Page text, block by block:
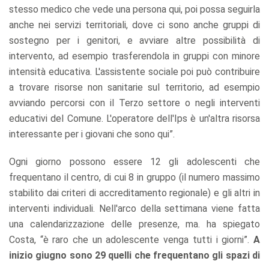
stesso medico che vede una persona qui, poi possa seguirla
anche nei servizi territoriali, dove ci sono anche gruppi di
sostegno per i genitori, e avviare altre possibilità di
intervento, ad esempio trasferendola in gruppi con minore
intensità educativa. L'assistente sociale poi può contribuire
a trovare risorse non sanitarie sul territorio, ad esempio
avviando percorsi con il Terzo settore o negli interventi
educativi del Comune. L'operatore dell'Ips è un'altra risorsa
interessante per i giovani che sono qui”.
Ogni giorno possono essere 12 gli adolescenti che
frequentano il centro, di cui 8 in gruppo (il numero massimo
stabilito dai criteri di accreditamento regionale) e gli altri in
interventi individuali. Nell'arco della settimana viene fatta
una calendarizzazione delle presenze, ma. ha spiegato
Costa, “è raro che un adolescente venga tutti i giorni”. A
inizio giugno sono 29 quelli che frequentano gli spazi di